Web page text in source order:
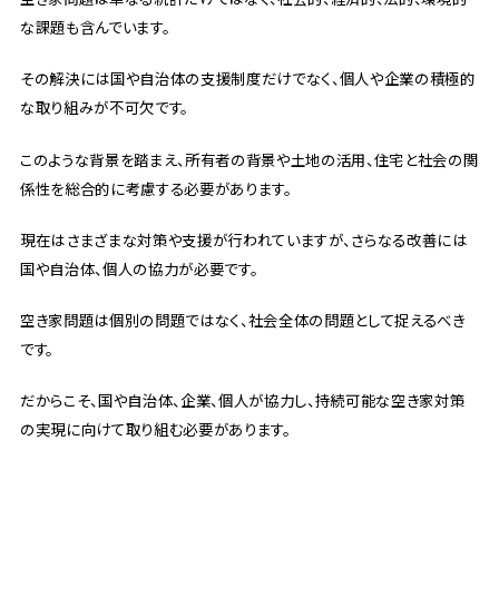
な課題も含んでいます。
その解決には国や自治体の支援制度だけでなく、個人や企業の積極的
な取り組みが不可欠です。
このような背景を踏まえ、所有者の背景や土地の活用、住宅と社会の関
係性を総合的に考慮する必要があります。
現在はさまざまな対策や支援が行われていますが、さらなる改善には
国や自治体、個人の協力が必要です。
空き家問題は個別の問題ではなく、社会全体の問題として捉えるべき
です。
だからこそ、国や自治体、企業、個人が協力し、持続可能な空き家対策
の実現に向けて取り組む必要があります。